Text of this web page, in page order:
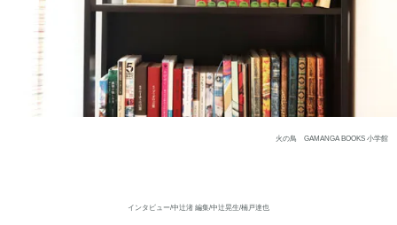
火の鳥 GAMANGA BOOKS 小学館
インタビュー/中辻渚 編集/中辻晃生/楠戸達也